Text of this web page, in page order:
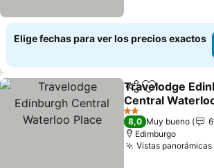
Elige fechas para ver los precios exactos
Compartir
Agregar a
Travelodge
Central
2 Estrellas
8,0 Muy bueno
Edimburgo
Vistas